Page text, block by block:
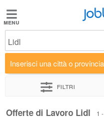
Jobbydoo
Offerte
di
lavoro
Lidl
Inserisci una città o
Filtri
Offerte di Lavoro Lidl 1